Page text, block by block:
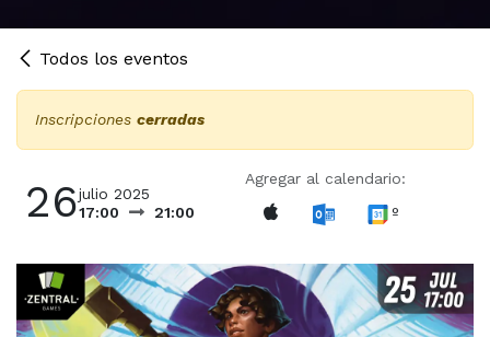
Todos los eventos
Inscripciones cerradas
26julio 2025
17:00
21:00
Agregar al calendario:
º